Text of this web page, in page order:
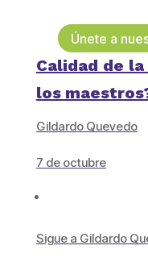
Únete a
Calidad de
los
Gildardo Quevedo
7 de octubre
Sigue a Gildardo